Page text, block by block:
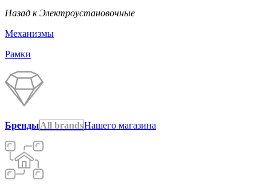
Назад к Электроустановочные
Механизмы
Рамки
БрендыAll brandsНашего магазина